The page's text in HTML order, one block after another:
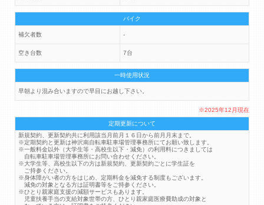
バイク
補欠者数 -
空き台数 7台
一時使用状況
早朝より混み合いますので早目にお越し下さい。
※2025年12月現在
定期更新について
新規契約、更新契約共に利用該当月前月１６日から前月月末まで。
※定期契約と更新は神沢南自転車駐車場管理事務所にてお願い致します。
※一般料金以外（大学生等・高校生以下・減免）の利用料につきましては
自転車駐車場管理事務所にお問い合わせください。
※大学生等、高校生以下の方は新規契約、更新契約ごとに学生証を
ご持参ください。
※身体障がい者の方をはじめ、定期料金を減免する制度もございます。
減免の対象となる方は証明書等をご持参ください。
※ひとり親家庭支援の減額サービスもあります。
児童扶養手当の支給対象世帯の方、ひとり親家庭医療費助成の対象と